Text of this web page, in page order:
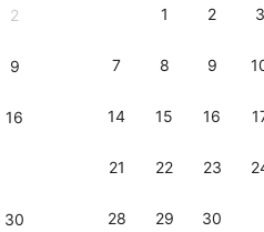
2
9
16
30
1 2 3
7 8 9
14 15 16
21 22 23
28 29 30